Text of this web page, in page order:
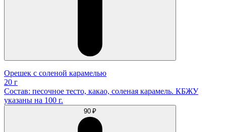
Орешек с соленой карамелью
20 г
Состав: песочное тесто, какао, соленая карамель. КБЖУ
указаны на 100 г.
90 ₽